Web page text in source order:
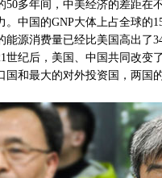
50多年间，中美经济的差距
。中国的GNP大体上占全球的
能源消费量已经比美国高出了
世纪后，美国、中国共同改变
国和最大的对外投资国，两国